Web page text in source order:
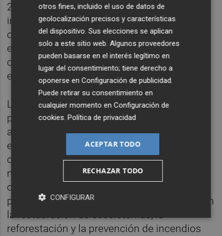
25 donaciones destinadas a iniciativas con
impacto social y medioambiental. La
convocatoria se lanzó el pasado mes de
enero y ha recibido más de 250 proyectos
candidatos, de los cuales 32 se desarrollan
en territorios de la Dirección Territorial Este.
Las donaciones se distribuirán entre
proyectos de cinco grandes ámbitos de
actuación. Medioambiente, inclusión social,
educación, creación de empleo para
colectivos vulnerables y dependencia,
mayores y salud. Este año, además, la
convocatoria incorpora un foco especial en
proyectos medioambientales vinculados con
la restauración de ecosistemas, la
reforestación y la prevención de incendios
otros fines, incluido el uso de datos de
geolocalización precisos y características
del dispositivo. Sus elecciones se aplican
solo a este sitio web. Algunos proveedores
pueden basarse en el interés legítimo en
lugar del consentimiento; tiene derecho a
oponerse enConfiguración de publicidad.
Puede retirar su consentimiento en
cualquier momento enConfiguración de
cookies.Política de privacidad
ACEPTAR TODO
RECHAZAR TODO
CONFIGURAR